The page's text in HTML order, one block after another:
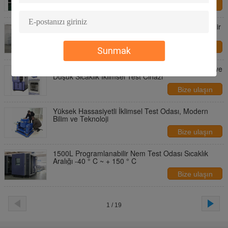
Sunmak
Elektronik Performans İçin Çift Katlı Programlanabilir
Kalibrasyon 64L İçin Delik İçi Çalışmasıyla Yüksek ve
Düşük Sıcaklık İklimsel Test Cihazı
Bize ulaşın
Yüksek Hassasiyetli İklimsel Test Odası, Modern
Bilim ve Teknoloji
Bize ulaşın
1500L Programlanabilir Nem Test Odası Sıcaklık
Aralığı -40 ° C ~ + 150 ° C
Bize ulaşın
1 / 19